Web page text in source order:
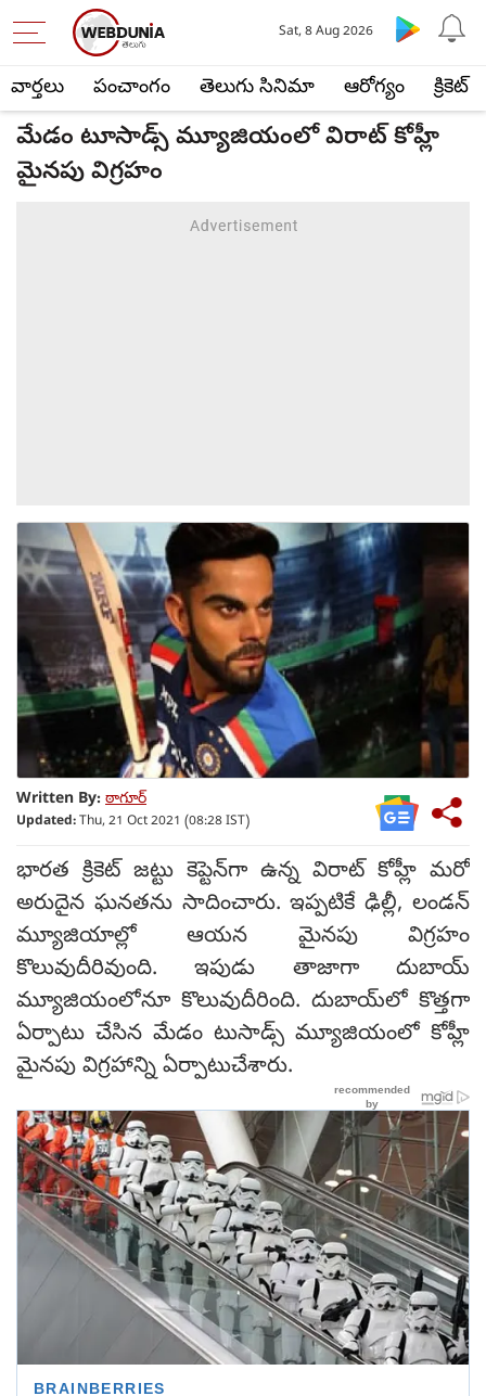
వార్తలు పంచాంగం తెలుగు సినిమా ఆరోగ్యం క్రికెట్
Sat, 8 Aug 2026
మేడం టూసాడ్స్ మ్యూజియంలో విరాట్ కోహ్లీ
మైనపు విగ్రహం
Written By: ఠాగూర్
Updated:Thu, 21 Oct 2021 (08:28 IST)
భారత క్రికెట్ జట్టు కెప్టెన్‌గా ఉన్న విరాట్ కోహ్లీ మరో
అరుదైన ఘనతను సాదించారు. ఇప్పటికే ఢిల్లీ, లండన్
మ్యూజియాల్లో ఆయన మైనపు విగ్రహం
కొలువుదీరివుంది. ఇపుడు తాజాగా దుబాయ్
మ్యూజియంలోనూ కొలువుదీరింది. దుబాయ్‌లో కొత్తగా
ఏర్పాటు చేసిన మేడం టుసాడ్స్ మ్యూజియంలో కోహ్లీ
మైనపు విగ్రహాన్ని ఏర్పాటుచేశారు.